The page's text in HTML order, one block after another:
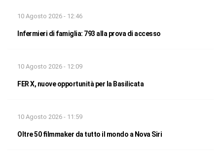
10 Agosto 2026 - 12:46
Infermieri di famiglia: 793 alla prova di accesso
10 Agosto 2026 - 12:09
FER X, nuove opportunità per la Basilicata
10 Agosto 2026 - 11:59
Oltre 50 filmmaker da tutto il mondo a Nova Siri